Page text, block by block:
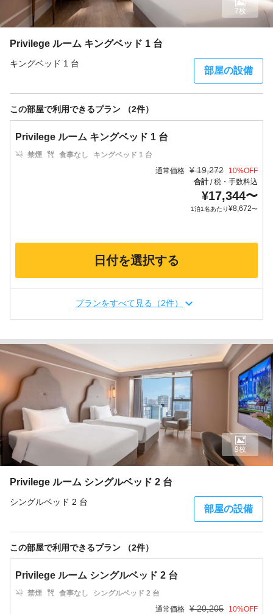
Privilege ルーム キングベッド 1 台
キングベッド 1 台
部屋の設備
7枚
この部屋で利用できるプラン （2件）
Privilege ルーム キングベッド 1 台
禁煙 食事なし
キングベッド 1 台
通常価格 ¥ 19,272 10%OFF
合計/税・手数料込
¥17,344〜
1泊1名あたり¥8,672〜
日付を選択する
プランをすべて見る（2件）
Privilege ルーム シングルベッド 2 台
シングルベッド 2 台
部屋の設備
9枚
この部屋で利用できるプラン （2件）
Privilege ルーム シングルベッド 2 台
禁煙 食事なし
シングルベッド 2 台
通常価格 ¥ 20,205 10%OFF